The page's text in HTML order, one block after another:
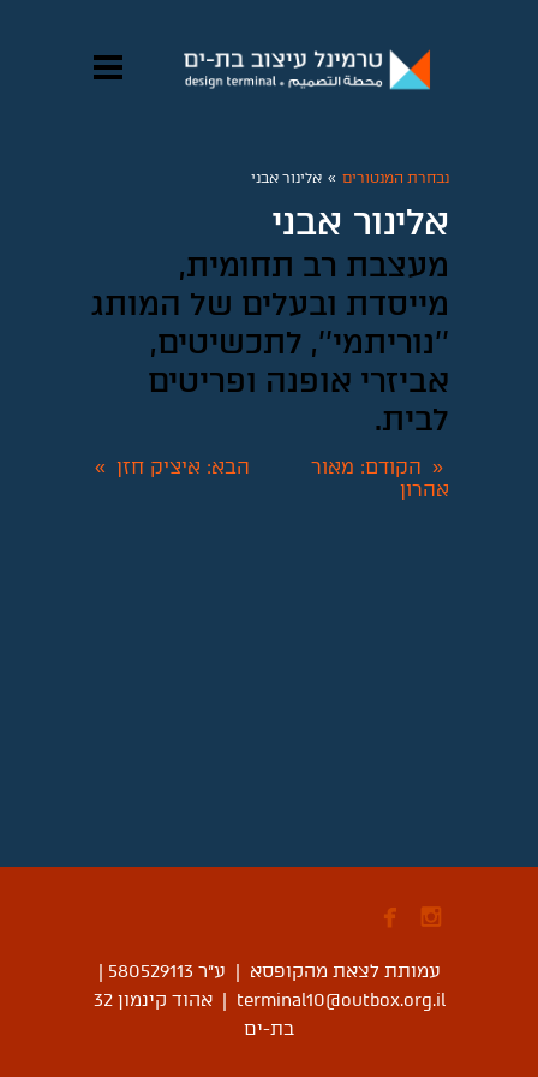
נבחרת המנטורים » אלינור אבני
אלינור אבני
מעצבת רב תחומית,
מייסדת ובעלים של המותג
''נוריתמי'', לתכשיטים,
אביזרי אופנה ופריטים
לבית. ​
« הקודם: מאור
אהרון
הבא: איציק חזן »
 
עמותת לצאת מהקופסא | ע"ר 580529113
|
terminal10@outbox.org.il
|
אהוד קינמון 32
בת-ים